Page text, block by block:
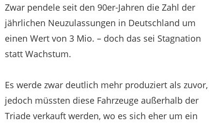
Zwar pendele seit den 90er-Jahren die Zahl der
jährlichen Neuzulassungen in Deutschland um
einen Wert von 3 Mio. – doch das sei Stagnation
statt Wachstum.
Es werde zwar deutlich mehr produziert als zuvor,
jedoch müssten diese Fahrzeuge außerhalb der
Triade verkauft werden, wo es sich eher um ein